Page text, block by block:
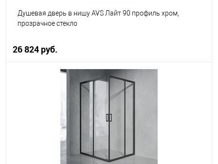
Душевая дверь в нишу AVS Лайт 90 профиль хром,
прозрачное стекло
26 824 руб.
В корзину